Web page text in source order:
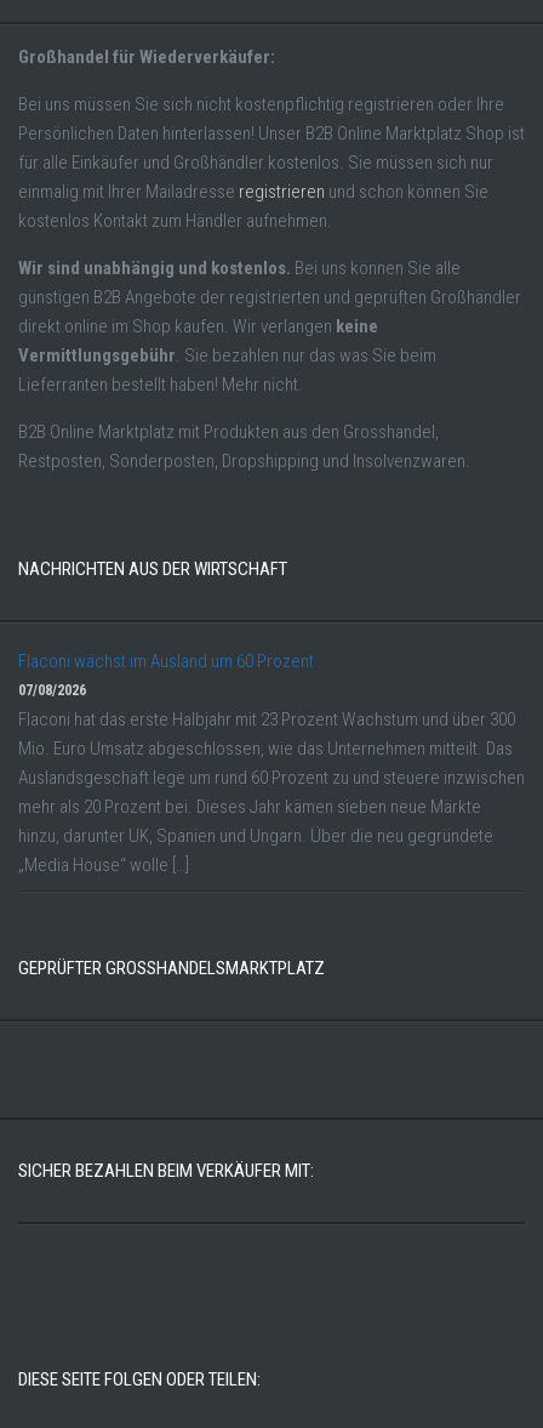
Großhandel für Wiederverkäufer:
Bei uns müssen Sie sich nicht kostenpflichtig registrieren oder Ihre
Persönlichen Daten hinterlassen! Unser B2B Online Marktplatz Shop ist
für alle Einkäufer und Großhändler kostenlos. Sie müssen sich nur
einmalig mit Ihrer Mailadresse registrieren und schon können Sie
kostenlos Kontakt zum Händler aufnehmen.
Wir sind unabhängig und kostenlos. Bei uns können Sie alle
günstigen B2B Angebote der registrierten und geprüften Großhändler
direkt online im Shop kaufen. Wir verlangen keine
Vermittlungsgebühr. Sie bezahlen nur das was Sie beim
Lieferranten bestellt haben! Mehr nicht.
B2B Online Marktplatz mit Produkten aus den Grosshandel,
Restposten, Sonderposten, Dropshipping und Insolvenzwaren.
NACHRICHTEN AUS DER WIRTSCHAFT
Flaconi wächst im Ausland um 60 Prozent
07/08/2026
Flaconi hat das erste Halbjahr mit 23 Prozent Wachstum und über 300
Mio. Euro Umsatz abgeschlossen, wie das Unternehmen mitteilt. Das
Auslandsgeschäft lege um rund 60 Prozent zu und steuere inzwischen
mehr als 20 Prozent bei. Dieses Jahr kämen sieben neue Märkte
hinzu, darunter UK, Spanien und Ungarn. Über die neu gegründete
„Media House“ wolle […]
GEPRÜFTER GROSSHANDELSMARKTPLATZ
SICHER BEZAHLEN BEIM VERKÄUFER MIT:
DIESE SEITE FOLGEN ODER TEILEN: